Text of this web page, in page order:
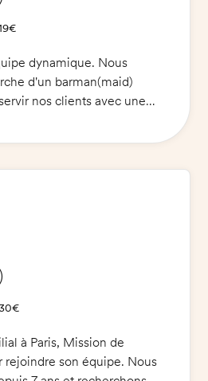
dynamique. Nous
d'un barman(maid)
nos clients avec une
l'occasion de participer à
le service à la clientèle
d'une attitude
Nous vous offrons
nous rejoindre !
à Paris, Mission de
rejoindre son équipe. Nous